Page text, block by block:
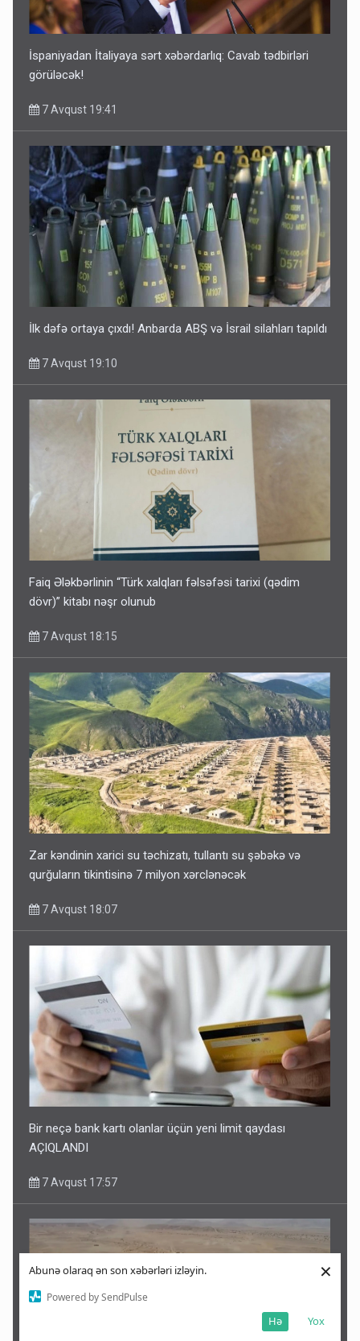
Abunə olaraq ən son xəbərləri izləyin.
Powered by SendPulse
Yox
Hə
×
İspaniyadan İtaliyaya sərt xəbərdarlıq: Cavab tədbirləri
görüləcək!
7 Avqust 19:41
İlk dəfə ortaya çıxdı! Anbarda ABŞ və İsrail silahları tapıldı
7 Avqust 19:10
Faiq Ələkbərlinin “Türk xalqları fəlsəfəsi tarixi (qədim
dövr)” kitabı nəşr olunub
7 Avqust 18:15
Zar kəndinin xarici su təchizatı, tullantı su şəbəkə və
qurğuların tikintisinə 7 milyon xərclənəcək
7 Avqust 18:07
Bir neçə bank kartı olanlar üçün yeni limit qaydası
AÇIQLANDI
7 Avqust 17:57